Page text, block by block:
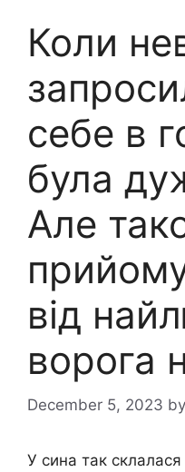
Коли
себе в
була
Але
від
ворога
December 5, 2023 by
У сина так